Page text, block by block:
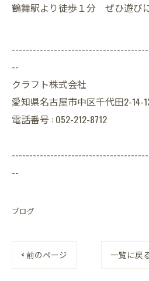
鶴舞駅より徒歩１分 ぜひ遊び
--
クラフト株式会社
愛知県名古屋市中区千代田2-14-
電話番号 : 052-212-8712
--
ブログ
< 前のページ 一覧に戻